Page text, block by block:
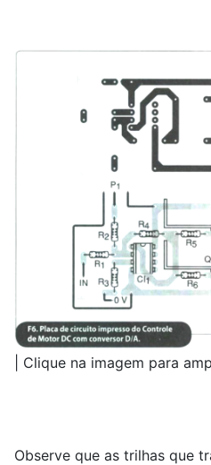
| Clique na imagem para
Observe que as trilhas que